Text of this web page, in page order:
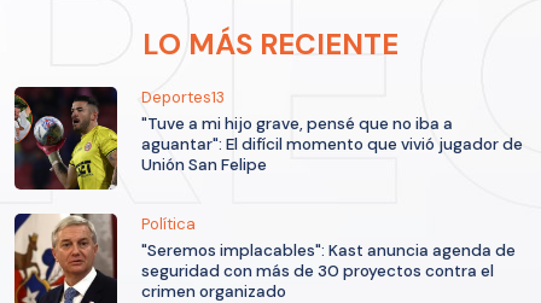
LO MÁS RECIENTE
Deportes13
"Tuve a mi hijo grave, pensé que no iba a
aguantar": El difícil momento que vivió jugador de
Unión San Felipe
Política
"Seremos implacables": Kast anuncia agenda de
seguridad con más de 30 proyectos contra el
crimen organizado